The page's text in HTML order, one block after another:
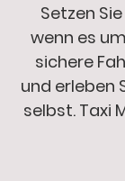
Setzen
wenn es
sichere
und erleben
selbst. Taxi